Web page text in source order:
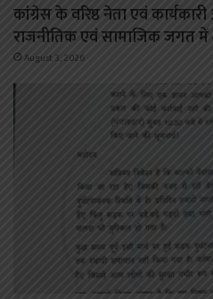
कांग्रेस के वरिष्ठ नेता एवं
राजनीतिक एवं सामाजिक जगत
August 3, 2026